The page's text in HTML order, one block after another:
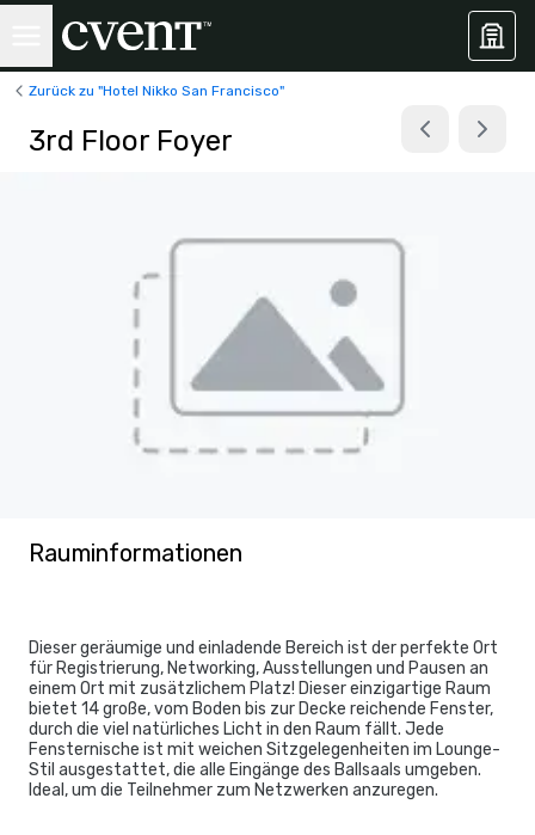
Zurück zu "Hotel Nikko San Francisco"
3rd Floor Foyer
Rauminformationen
Dieser geräumige und einladende Bereich ist der perfekte Ort
für Registrierung, Networking, Ausstellungen und Pausen an
einem Ort mit zusätzlichem Platz! Dieser einzigartige Raum
bietet 14 große, vom Boden bis zur Decke reichende Fenster,
durch die viel natürliches Licht in den Raum fällt. Jede
Fensternische ist mit weichen Sitzgelegenheiten im Lounge-
Stil ausgestattet, die alle Eingänge des Ballsaals umgeben.
Ideal, um die Teilnehmer zum Netzwerken anzuregen.